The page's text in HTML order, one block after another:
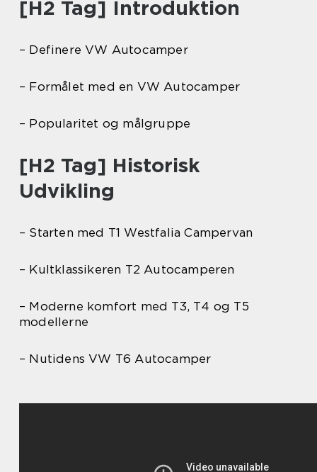
[H2 Tag] Introduktion
– Definere VW Autocamper
– Formålet med en VW Autocamper
– Popularitet og målgruppe
[H2 Tag] Historisk
Udvikling
– Starten med T1 Westfalia Campervan
– Kultklassikeren T2 Autocamperen
– Moderne komfort med T3, T4 og T5
modellerne
– Nutidens VW T6 Autocamper